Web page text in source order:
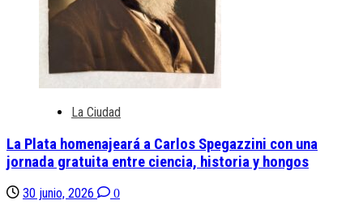
La Ciudad
La Plata homenajeará a Carlos Spegazzini con una
jornada gratuita entre ciencia, historia y hongos
30 junio, 2026
0